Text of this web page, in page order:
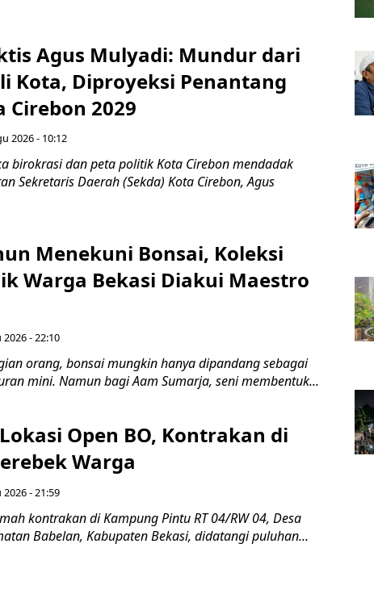
Agus Mulyadi: Mundur dari
Kota, Diproyeksi Penantang
Cirebon 2029
2026 - 10:12
birokrasi dan peta politik Kota Cirebon mendadak
Sekretaris Daerah (Sekda) Kota Cirebon, Agus
Menekuni Bonsai, Koleksi
Warga Bekasi Diakui Maestro
- 22:10
orang, bonsai mungkin hanya dipandang sebagai
mini. Namun bagi Aam Sumarja, seni membentuk...
Open BO, Kontrakan di
Warga
- 21:59
kontrakan di Kampung Pintu RT 04/RW 04, Desa
Babelan, Kabupaten Bekasi, didatangi puluhan...